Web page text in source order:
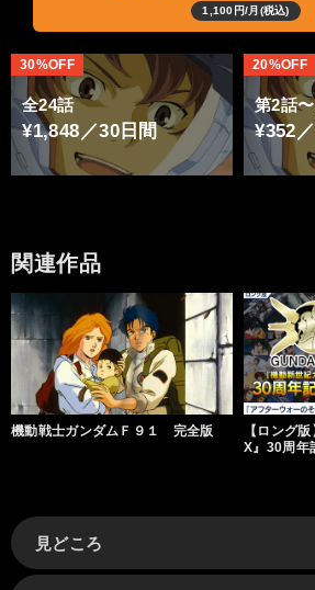
1,100円/月(税込)
全24話
¥1,848／30日間
30%OFF
第2話
¥352
20%OFF
関連作品
機動戦士ガンダムＦ９１ 完全版
【ロング
X』30周年
見どころ